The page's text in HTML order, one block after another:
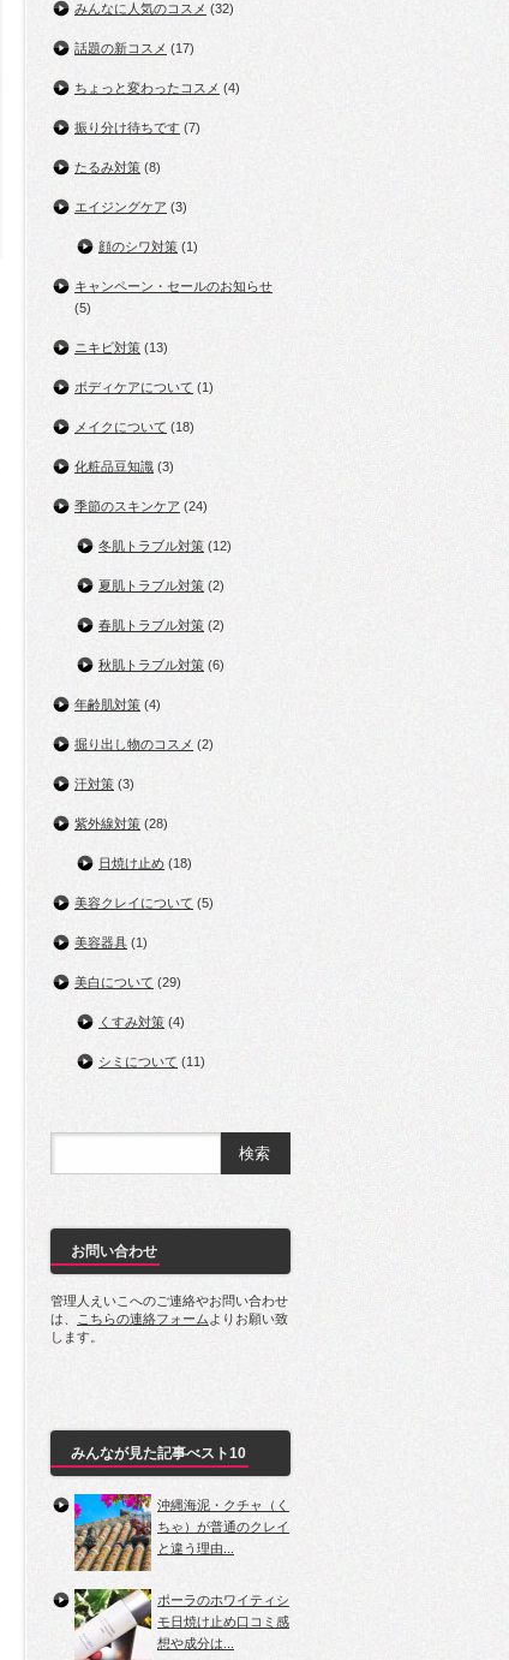
みんなに人気のコスメ (32)
話題の新コスメ (17)
ちょっと変わったコスメ (4)
振り分け待ちです (7)
たるみ対策 (8)
エイジングケア (3)
顔のシワ対策 (1)
キャンペーン・セールのお知らせ
(5)
ニキビ対策 (13)
ボディケアについて (1)
メイクについて (18)
化粧品豆知識 (3)
季節のスキンケア (24)
冬肌トラブル対策 (12)
夏肌トラブル対策 (2)
春肌トラブル対策 (2)
秋肌トラブル対策 (6)
年齢肌対策 (4)
掘り出し物のコスメ (2)
汗対策 (3)
紫外線対策 (28)
日焼け止め (18)
美容クレイについて (5)
美容器具 (1)
美白について (29)
くすみ対策 (4)
シミについて (11)
お問い合わせ
管理人えいこへのご連絡やお問い合わせ
は、
こちらの連絡フォーム よりお願い致
します。
みんなが見た記事べスト10
沖縄海泥・クチャ（く
ちゃ）が普通のクレイ
と違う理由...
ポーラのホワイティシ
モ日焼け止め口コミ感
想や成分は...